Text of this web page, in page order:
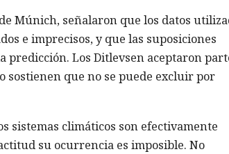
Múnich, señalaron que los datos
e imprecisos, y que las suposiciones
predicción. Los Ditlevsen aceptaron
sostienen que no se puede excluir por
sistemas climáticos son efectivamente
su ocurrencia es imposible. No